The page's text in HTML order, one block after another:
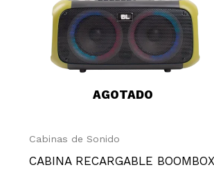
AGOTADO
Cabinas de Sonido
CABINA RECARGABLE BOOMBOX